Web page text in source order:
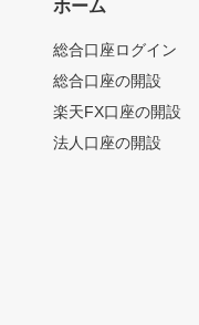
ホーム
総合口座ログイン
総合口座の開設
楽天FX口座の開設
法人口座の開設